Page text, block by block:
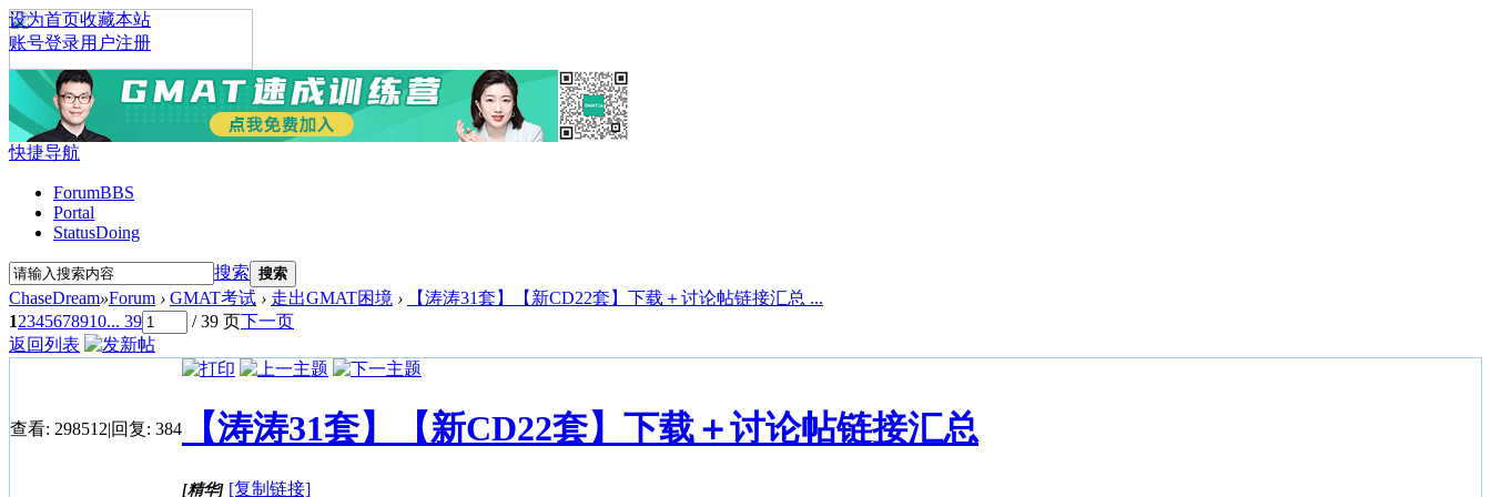
设为首页收藏本站
账号登录用户注册
快捷导航
ForumBBS
Portal
StatusDoing
搜索 搜索
ChaseDream»Forum › GMAT考试 › 走出GMAT困境 ›
【涛涛31套】【新CD22套】下载＋讨论帖链接汇总 ...
12345678910... 39 / 39 页下一页
返回列表
查看: 298512|回复: 384 【涛涛31套】【新CD22套】下载＋讨论帖链接汇总
[精华] [复制链接]